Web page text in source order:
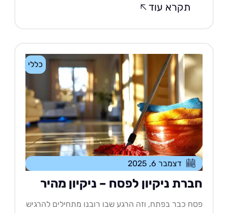
תקרא עוד
כללי
דצמבר 6, 2025
ניקיון לפסח – ניקיון מהיר
כבר בפתח, וזה הרגע שבו רובנו מתחילים להרגיש